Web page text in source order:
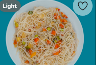
Light